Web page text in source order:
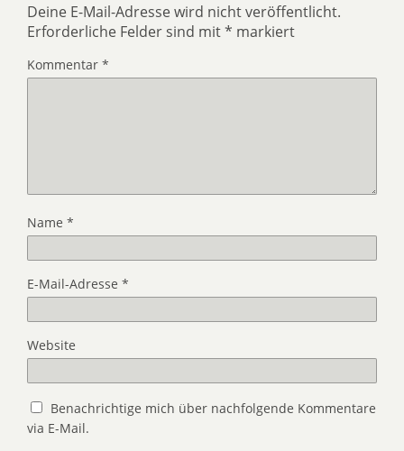
Deine E-Mail-Adresse wird nicht veröffentlicht.
Erforderliche Felder sind mit* markiert
Kommentar *
Name *
E-Mail-Adresse *
Website
Benachrichtige mich über nachfolgende Kommentare
via E-Mail.